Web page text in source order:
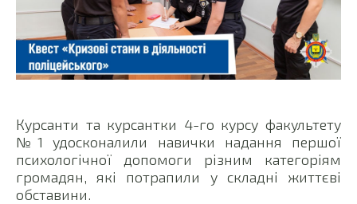
Курсанти та курсантки 4-го курсу факультету
№1 удосконалили навички надання першої
психологічної допомоги різним категоріям
громадян, які потрапили у складні життєві
обставини.